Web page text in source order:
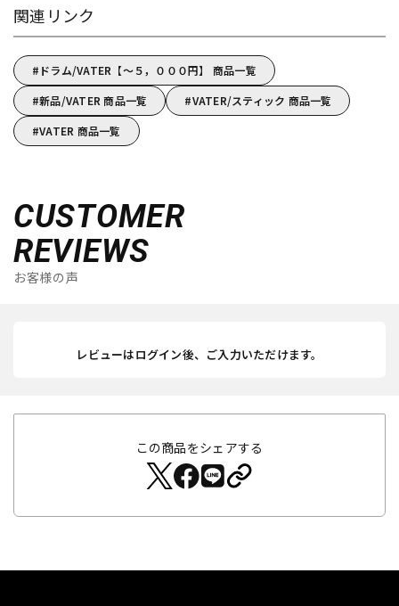
関連リンク
ドラム/VATER【～５，０００円】 商品一覧
新品/VATER 商品一覧
VATER/スティック 商品一覧
VATER 商品一覧
CUSTOMER
REVIEWS
お客様の声
レビューはログイン後、ご入力いただけます。
この商品をシェアする